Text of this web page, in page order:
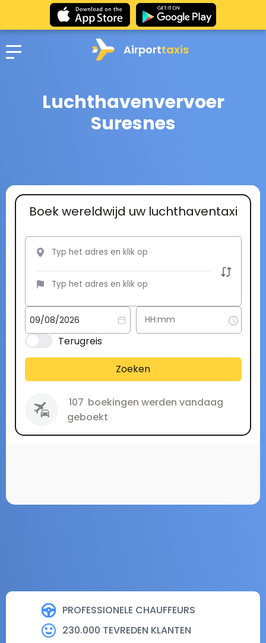
Airporttaxis
Luchthavenvervoer
Suresnes
PROFESSIONELE CHAUFFEURS
230.000 TEVREDEN KLANTEN
Boek wereldwijd uw luchthaventaxi
Terugreis
Zoeken
107 boekingen werden vandaag
geboekt